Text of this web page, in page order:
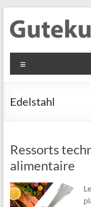
au
contenu
GmbH
Informationen
Flachmaterial
Edelstahl
Ressorts
alimentaire